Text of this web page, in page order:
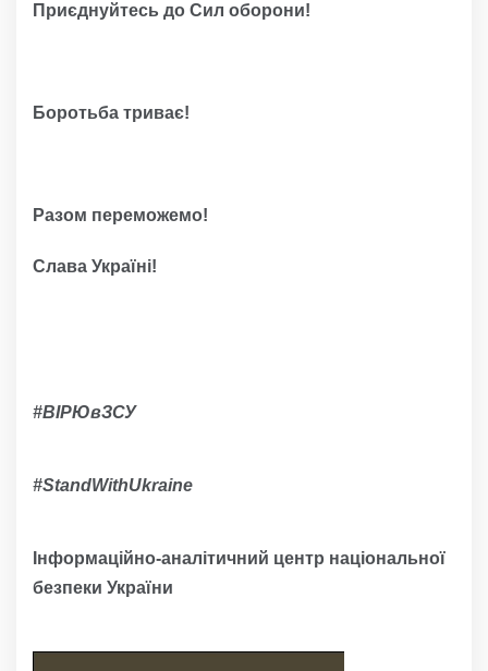
Приєднуйтесь до Сил оборони!
Боротьба триває!
Разом переможемо!
Слава Україні!
#ВІРЮвЗСУ
#StandWithUkraine
Інформаційно-аналітичний центр національної
безпеки України